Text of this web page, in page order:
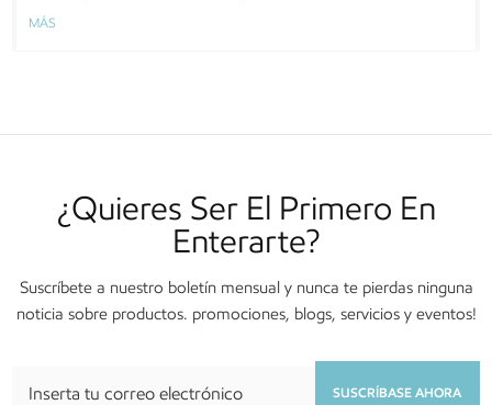
Urban Retreat
MÁS
¿Quieres Ser El Primero En
Enterarte?
Suscríbete a nuestro boletín mensual y nunca te pierdas ninguna
noticia sobre productos. promociones, blogs, servicios y eventos!
SUSCRÍBASE AHORA